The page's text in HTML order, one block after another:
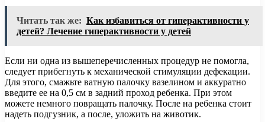
Читать так же: Как избавиться от гиперактивности у
детей? Лечение гиперактивности у детей
Если ни одна из вышеперечисленных процедур не помогла,
следует прибегнуть к механической стимуляции дефекации.
Для этого, смажьте ватную палочку вазелином и аккуратно
введите ее на 0,5 см в задний проход ребенка. При этом
можете немного повращать палочку. После на ребенка стоит
надеть подгузник, а после, уложить на животик.